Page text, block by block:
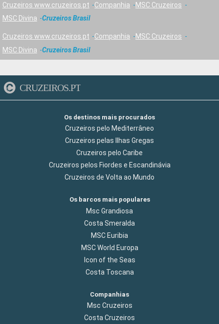
Cruzeiros www.cruzeiros.pt Companhia
MSC Cruzeiros
MSC Divina
Cruzeiros Brasil
Cruzeiros www.cruzeiros.pt Companhia
MSC Cruzeiros
MSC Divina
Cruzeiros Brasil
CRUZEIROS.PT
Os destinos mais procurados
Cruzeiros pelo Mediterrâneo
Cruzeiros pelas Ilhas Gregas
Cruzeiros pelo Caribe
Cruzeiros pelos Fiordes e Escandinávia
Cruzeiros de Volta ao Mundo
Os barcos mais populares
Msc Grandiosa
Costa Smeralda
MSC Euribia
MSC World Europa
Icon of the Seas
Costa Toscana
Companhias
Msc Cruzeiros
Costa Cruzeiros